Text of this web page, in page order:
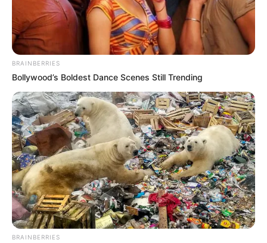
LIRE LA SUITE
BRAINBERRIES
Bollywood’s Boldest Dance Scenes Still Trending
BRAINBERRIES